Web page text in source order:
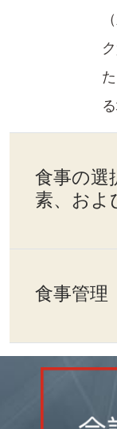
食事の選
素、およ
食事管理